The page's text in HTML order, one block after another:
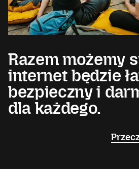
Razem możemy
internet będzie
bezpieczny i
dla każdego.